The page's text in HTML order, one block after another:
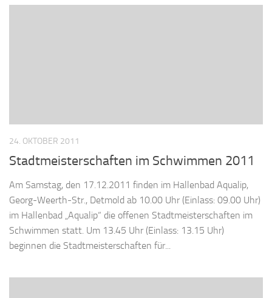
24. OKTOBER 2011
Stadtmeisterschaften im Schwimmen 2011
Am Samstag, den 17.12.2011 finden im Hallenbad Aqualip,
Georg-Weerth-Str., Detmold ab 10.00 Uhr (Einlass: 09.00 Uhr)
im Hallenbad „Aqualip“ die offenen Stadtmeisterschaften im
Schwimmen statt. Um 13.45 Uhr (Einlass: 13.15 Uhr)
beginnen die Stadtmeisterschaften für...